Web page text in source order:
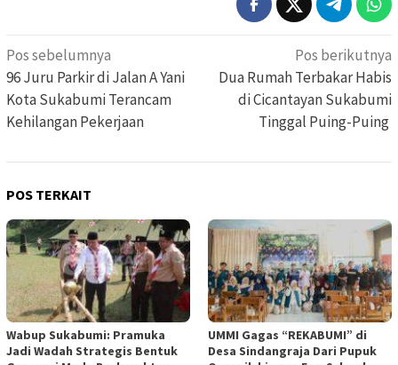
Navigasi
pos
Pos sebelumnya
96 Juru Parkir di Jalan A Yani
Kota Sukabumi Terancam
Kehilangan Pekerjaan
Pos berikutnya
Dua Rumah Terbakar Habis
di Cicantayan Sukabumi
Tinggal Puing-Puing
POS TERKAIT
Wabup Sukabumi: Pramuka
Jadi Wadah Strategis Bentuk
UMMI Gagas “REKABUMI” di
Desa Sindangraja Dari Pupuk